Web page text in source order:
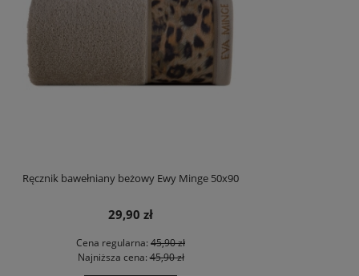
Ręcznik bawełniany beżowy Ewy Minge 50x90
29,90 zł
Cena regularna: 45,90 zł
Najniższa cena:45,90 zł